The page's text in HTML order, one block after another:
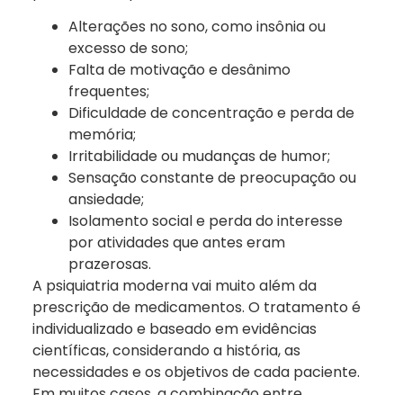
Alterações no sono, como insônia ou
excesso de sono;
Falta de motivação e desânimo
frequentes;
Dificuldade de concentração e perda de
memória;
Irritabilidade ou mudanças de humor;
Sensação constante de preocupação ou
ansiedade;
Isolamento social e perda do interesse
por atividades que antes eram
prazerosas.
A psiquiatria moderna vai muito além da
prescrição de medicamentos. O tratamento é
individualizado e baseado em evidências
científicas, considerando a história, as
necessidades e os objetivos de cada paciente.